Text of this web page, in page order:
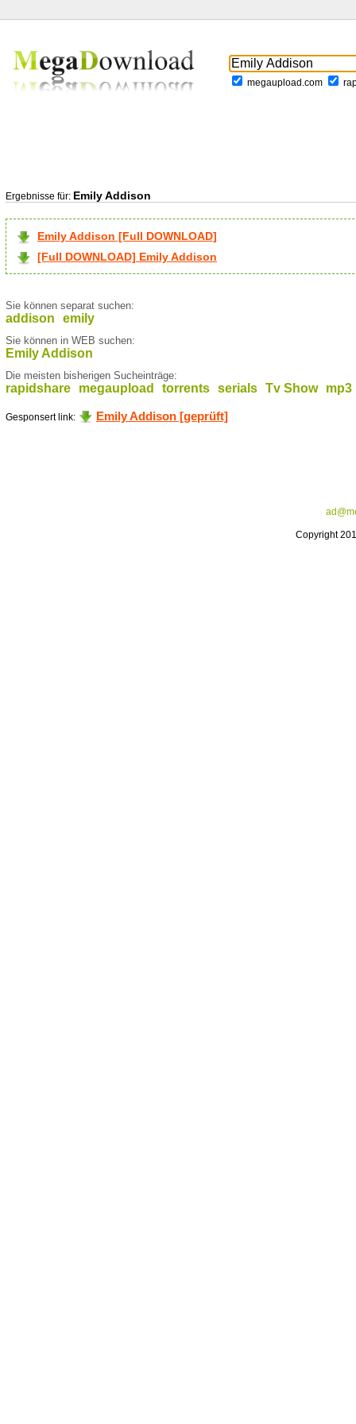
megaupload.com
Ergebnisse für: Emily Addison
Emily Addison [Full DOWNLOAD]
[Full DOWNLOAD] Emily Addison
Sie können separat suchen:
addison emily
Sie können in WEB suchen:
Emily Addison
Die meisten bisherigen Sucheinträge:
rapidshare megaupload torrents serials Tv Show mp3
Gesponsert link: Emily Addison [geprüft]
Copyright